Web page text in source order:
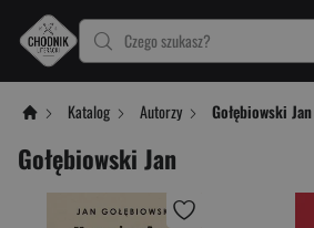
Czego szukasz?
Katalog Autorzy Gołębiowski Jan
Gołębiowski Jan